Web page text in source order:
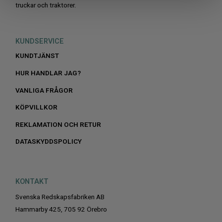
truckar och traktorer.
KUNDSERVICE
KUNDTJÄNST
HUR HANDLAR JAG?
VANLIGA FRÅGOR
KÖPVILLKOR
REKLAMATION OCH RETUR
DATASKYDDSPOLICY
KONTAKT
Svenska Redskapsfabriken AB
Hammarby 425, 705 92 Örebro